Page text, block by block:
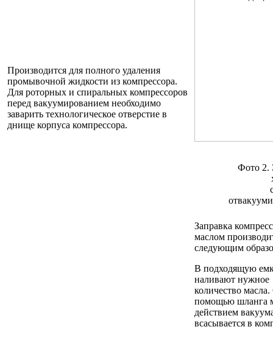
Производится для полного удаления
промывочной жидкости из компрессора.
Для роторных и спиральных компрессоров
перед вакуумированием необходимо
заварить технологическое отверстие в
днище корпуса компрессора.
Фото 2.
Заправка
маслом
следующим
В подходящую
наливают нужное
количество
помощью шланга
действием
всасывается в